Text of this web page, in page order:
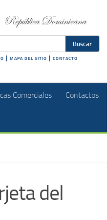
Buscar
MAPA DEL SITIO CONTACTO
Comerciales Contactos
del